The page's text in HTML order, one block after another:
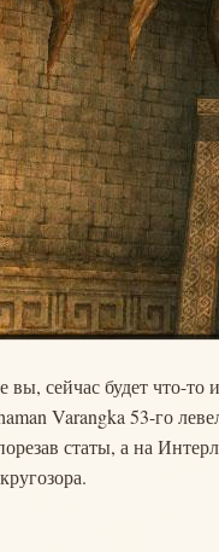
вы, сейчас будет что-
Varangka 53-го
статы, а на